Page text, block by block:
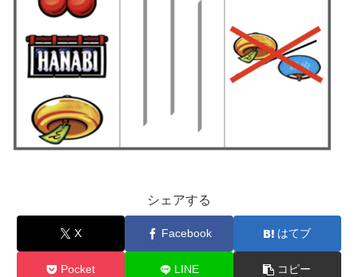
シェアする
X Facebook はてブ
Pocket LINE コピー